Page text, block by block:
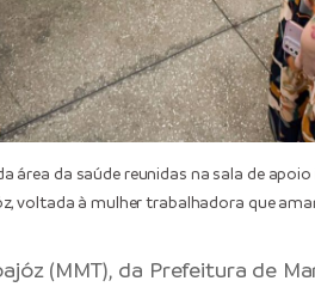
área da saúde reunidas na sala de
voltada à mulher trabalhadora que
(MMT), da Prefeitura de